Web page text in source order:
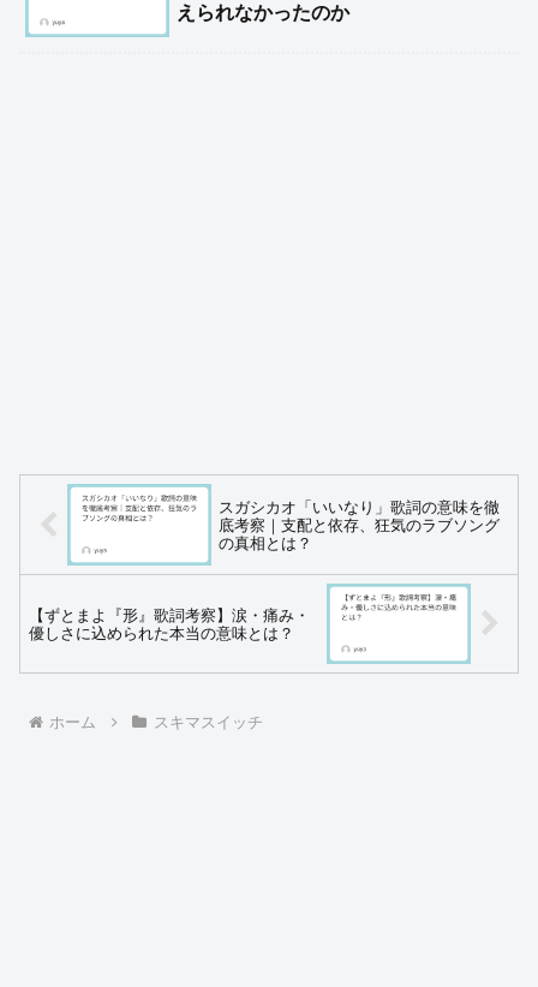
えられなかったのか
スガシカオ「いいなり」歌詞の意味を徹
底考察｜支配と依存、狂気のラブソング
の真相とは？
【ずとまよ『形』歌詞考察】涙・痛み・
優しさに込められた本当の意味とは？
ホーム スキマスイッチ